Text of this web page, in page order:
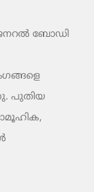
ജനറൽ ബോഡി
പുതിയ